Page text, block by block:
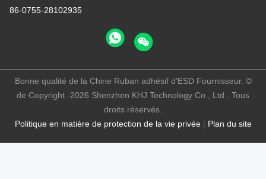
86-0755-28102935
Politique en matière de protection de la vie privée| Plan du site
Bonne qualité de la Chine Ruban adhésif d'ESD Fournisseur. ©
de Copyright -2026 Shenzhen KHJ Technology Co., Ltd . Tous
droits réservés.